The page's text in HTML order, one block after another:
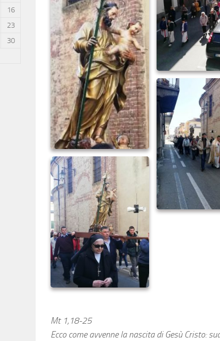
Mt 1,18-25
Ecco come avvenne la nascita di Gesù Cristo:
16
23
30